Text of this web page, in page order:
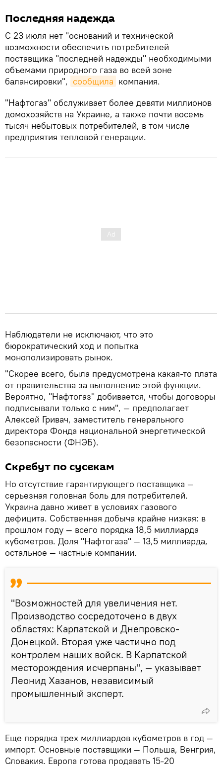
Последняя надежда
С 23 июля нет "оснований и технической
возможности обеспечить потребителей
поставщика "последней надежды" необходимыми
объемами природного газа во всей зоне
балансировки", сообщила компания.
"Нафтогаз" обслуживает более девяти миллионов
домохозяйств на Украине, а также почти восемь
тысяч небытовых потребителей, в том числе
предприятия тепловой генерации.
Наблюдатели не исключают, что это
бюрократический ход и попытка
монополизировать рынок.
"Скорее всего, была предусмотрена какая-то плата
от правительства за выполнение этой функции.
Вероятно, "Нафтогаз" добивается, чтобы договоры
подписывали только с ним", — предполагает
Алексей Гривач, заместитель генерального
директора Фонда национальной энергетической
безопасности (ФНЭБ).
Скребут по сусекам
Но отсутствие гарантирующего поставщика —
серьезная головная боль для потребителей.
Украина давно живет в условиях газового
дефицита. Собственная добыча крайне низкая: в
прошлом году — всего порядка 18,5 миллиарда
кубометров. Доля "Нафтогаза" — 13,5 миллиарда,
остальное — частные компании.
"Возможностей для увеличения нет.
Производство сосредоточено в двух
областях: Карпатской и Днепровско-
Донецкой. Вторая уже частично под
контролем наших войск. В Карпатской
месторождения исчерпаны", — указывает
Леонид Хазанов, независимый
промышленный эксперт.
Еще порядка трех миллиардов кубометров в год —
импорт. Основные поставщики — Польша, Венгрия,
Словакия. Европа готова продавать 15-20